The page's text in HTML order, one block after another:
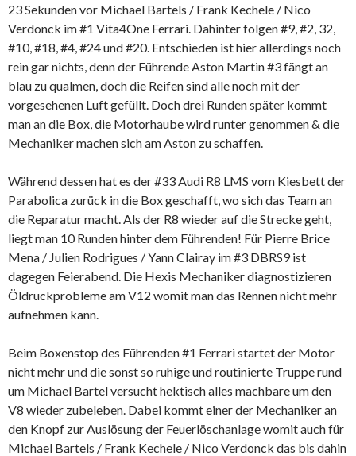
23 Sekunden vor Michael Bartels / Frank Kechele / Nico
Verdonck im #1 Vita4One Ferrari. Dahinter folgen #9, #2, 32,
#10, #18, #4, #24 und #20. Entschieden ist hier allerdings noch
rein gar nichts, denn der Führende Aston Martin #3 fängt an
blau zu qualmen, doch die Reifen sind alle noch mit der
vorgesehenen Luft gefüllt. Doch drei Runden später kommt
man an die Box, die Motorhaube wird runter genommen & die
Mechaniker machen sich am Aston zu schaffen.
Während dessen hat es der #33 Audi R8 LMS vom Kiesbett der
Parabolica zurück in die Box geschafft, wo sich das Team an
die Reparatur macht. Als der R8 wieder auf die Strecke geht,
liegt man 10 Runden hinter dem Führenden! Für Pierre Brice
Mena / Julien Rodrigues / Yann Clairay im #3 DBRS9 ist
dagegen Feierabend. Die Hexis Mechaniker diagnostizieren
Öldruckprobleme am V12 womit man das Rennen nicht mehr
aufnehmen kann.
Beim Boxenstop des Führenden #1 Ferrari startet der Motor
nicht mehr und die sonst so ruhige und routinierte Truppe rund
um Michael Bartel versucht hektisch alles machbare um den
V8 wieder zubeleben. Dabei kommt einer der Mechaniker an
den Knopf zur Auslösung der Feuerlöschanlage womit auch für
Michael Bartels / Frank Kechele / Nico Verdonck das bis dahin